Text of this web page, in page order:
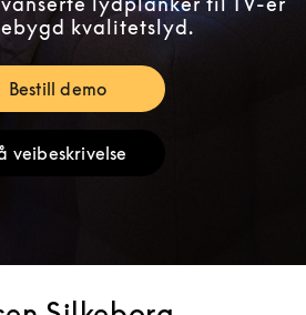
kvalitetslyd.
Bestill demoLink Opens in New Tab
veibeskrivelse
Link Opens in New Tab